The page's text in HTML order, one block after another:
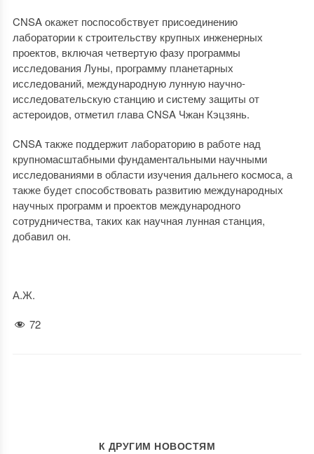
CNSA окажет поспособствует присоединению
лаборатории к строительству крупных инженерных
проектов, включая четвертую фазу программы
исследования Луны, программу планетарных
исследований, международную лунную научно-
исследовательскую станцию и систему защиты от
астероидов, отметил глава CNSA Чжан Кэцзянь.
CNSA также поддержит лабораторию в работе над
крупномасштабными фундаментальными научными
исследованиями в области изучения дальнего космоса, а
также будет способствовать развитию международных
научных программ и проектов международного
сотрудничества, таких как научная лунная станция,
добавил он.
А.Ж.
72
К ДРУГИМ НОВОСТЯМ